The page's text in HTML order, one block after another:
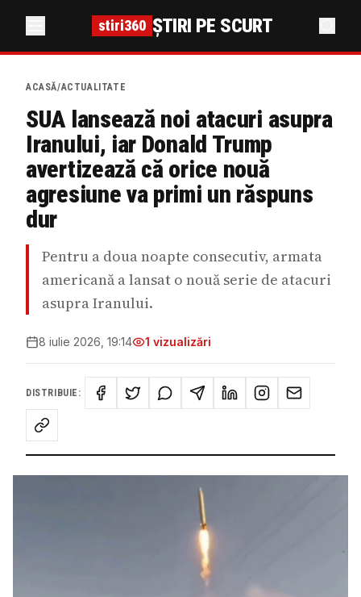
stiri360 ȘTIRI PE SCURT
ACASĂ/ACTUALITATE
SUA lansează noi atacuri asupra
Iranului, iar Donald Trump
avertizează că orice nouă
agresiune va primi un răspuns
dur
Pentru a doua noapte consecutiv, armata
americană a lansat o nouă serie de atacuri
asupra Iranului.
8 iulie 2026, 19:14 1 vizualizări
DISTRIBUIE: